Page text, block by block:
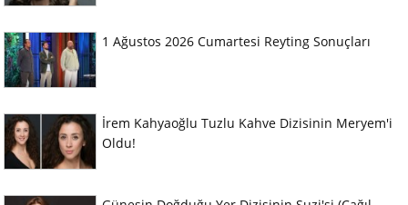
1 Ağustos 2026 Cumartesi Reyting Sonuçları
İrem Kahyaoğlu Tuzlu Kahve Dizisinin Meryem'i
Oldu!